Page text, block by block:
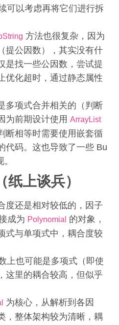
可以考虑再将它们进行拆
方法也很复杂，因为
提公因数），其实没有什
是找一些公因数，尝试提
优化超时，通过静态属性
多项式合并相关的（判断
为前期设计使用ArrayList
断相等时需要使用嵌套循
代码。这也导致了一些 Bu
上谈兵）
度还是相对较低的，因子
成为 Polynomial
的对象，
式与单项式中，耦合度较
上也可能是多项式（即使
这里的耦合较高，但似乎
为核心，从解析到各因
，整体架构较为清晰，耦